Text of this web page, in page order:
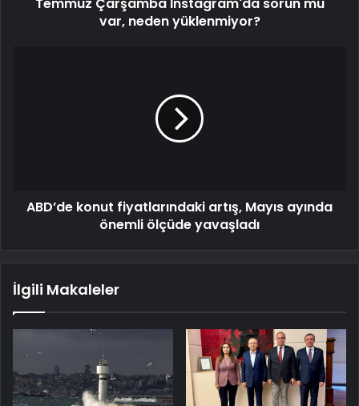
Temmuz Çarşamba İnstagram'da sorun mu
var, neden yüklenmiyor?
ABD’de konut fiyatlarındaki artış, Mayıs ayında
önemli ölçüde yavaşladı
İlgili Makaleler